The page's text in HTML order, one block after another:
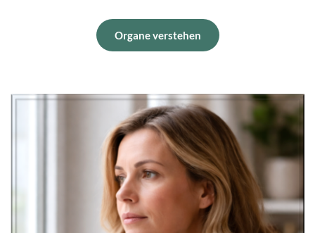
Organe verstehen